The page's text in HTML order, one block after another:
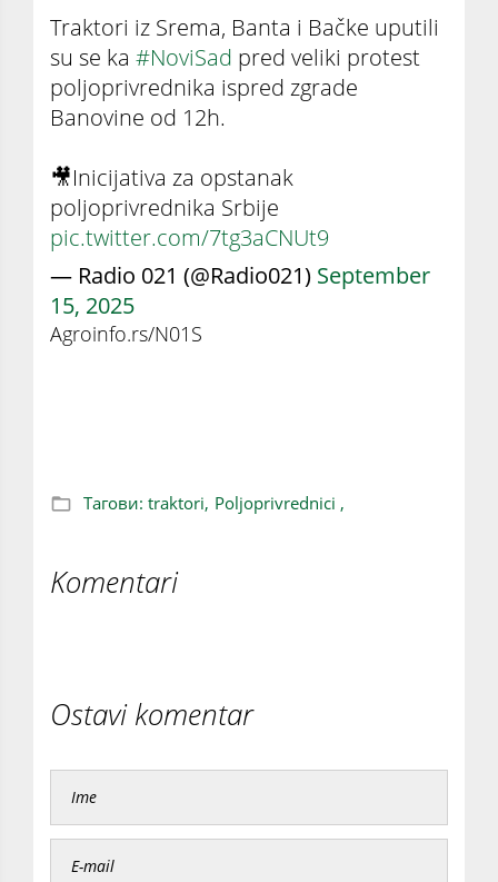
Traktori iz Srema, Banta i Bačke uputili
su se ka #NoviSad pred veliki protest
poljoprivrednika ispred zgrade
Banovine od 12h.
🎥Inicijativa za opstanak
poljoprivrednika Srbije
pic.twitter.com/7tg3aCNUt9
— Radio 021 (@Radio021) September
15, 2025
Agroinfo.rs/N01S
Тагови: traktori, Poljoprivrednici ,
Komentari
Ostavi komentar